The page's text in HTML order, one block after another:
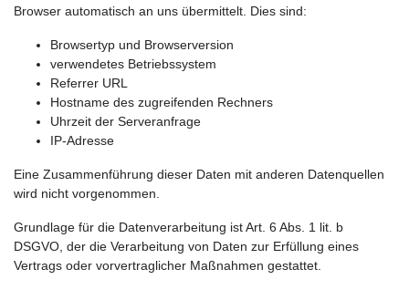
Browser automatisch an uns übermittelt. Dies sind:
Browsertyp und Browserversion
verwendetes Betriebssystem
Referrer URL
Hostname des zugreifenden Rechners
Uhrzeit der Serveranfrage
IP-Adresse
Eine Zusammenführung dieser Daten mit anderen Datenquellen
wird nicht vorgenommen.
Grundlage für die Datenverarbeitung ist Art. 6 Abs. 1 lit. b
DSGVO, der die Verarbeitung von Daten zur Erfüllung eines
Vertrags oder vorvertraglicher Maßnahmen gestattet.